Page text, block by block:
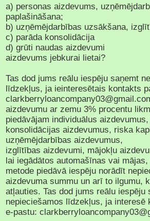
a) personas aizdevums,
paplašināšana;
b) uzņēmējdarbības uzsākšana,
c) parāda konsolidācija
d) grūti naudas aizdevumi
aizdevums jebkurai lietai?
Tas dod jums reālu iespēju saņemt
līdzekļus, ja ieinteresētais kontakts
aizdevumu ar zemu 3% procentu
piedāvājam individuālus
konsolidācijas aizdevumus, riska
uzņēmējdarbības aizdevumus,
izglītības aizdevumi, mājokļu
lai iegādātos automašīnas vai
metode piedāvā iespēju norādīt
aizdevuma summu un arī to ilgumu,
atļauties. Tas dod jums reālu iespēju
nepieciešamos līdzekļus, ja interesē
e-pastu: